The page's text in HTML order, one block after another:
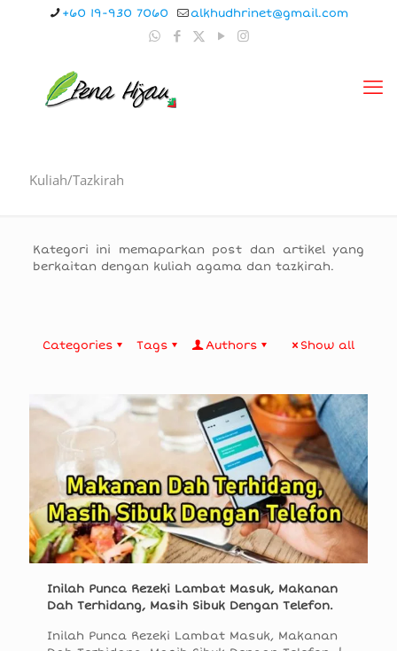
+60 19-930 7060 alkhudhrinet@gmail.com
Kuliah/Tazkirah
Kategori ini memaparkan post dan artikel yang
berkaitan dengan kuliah agama dan tazkirah.
Categories Tags Authors Show all
Inilah Punca Rezeki Lambat Masuk, Makanan
Dah Terhidang, Masih Sibuk Dengan Telefon.
Inilah Punca Rezeki Lambat Masuk, Makanan